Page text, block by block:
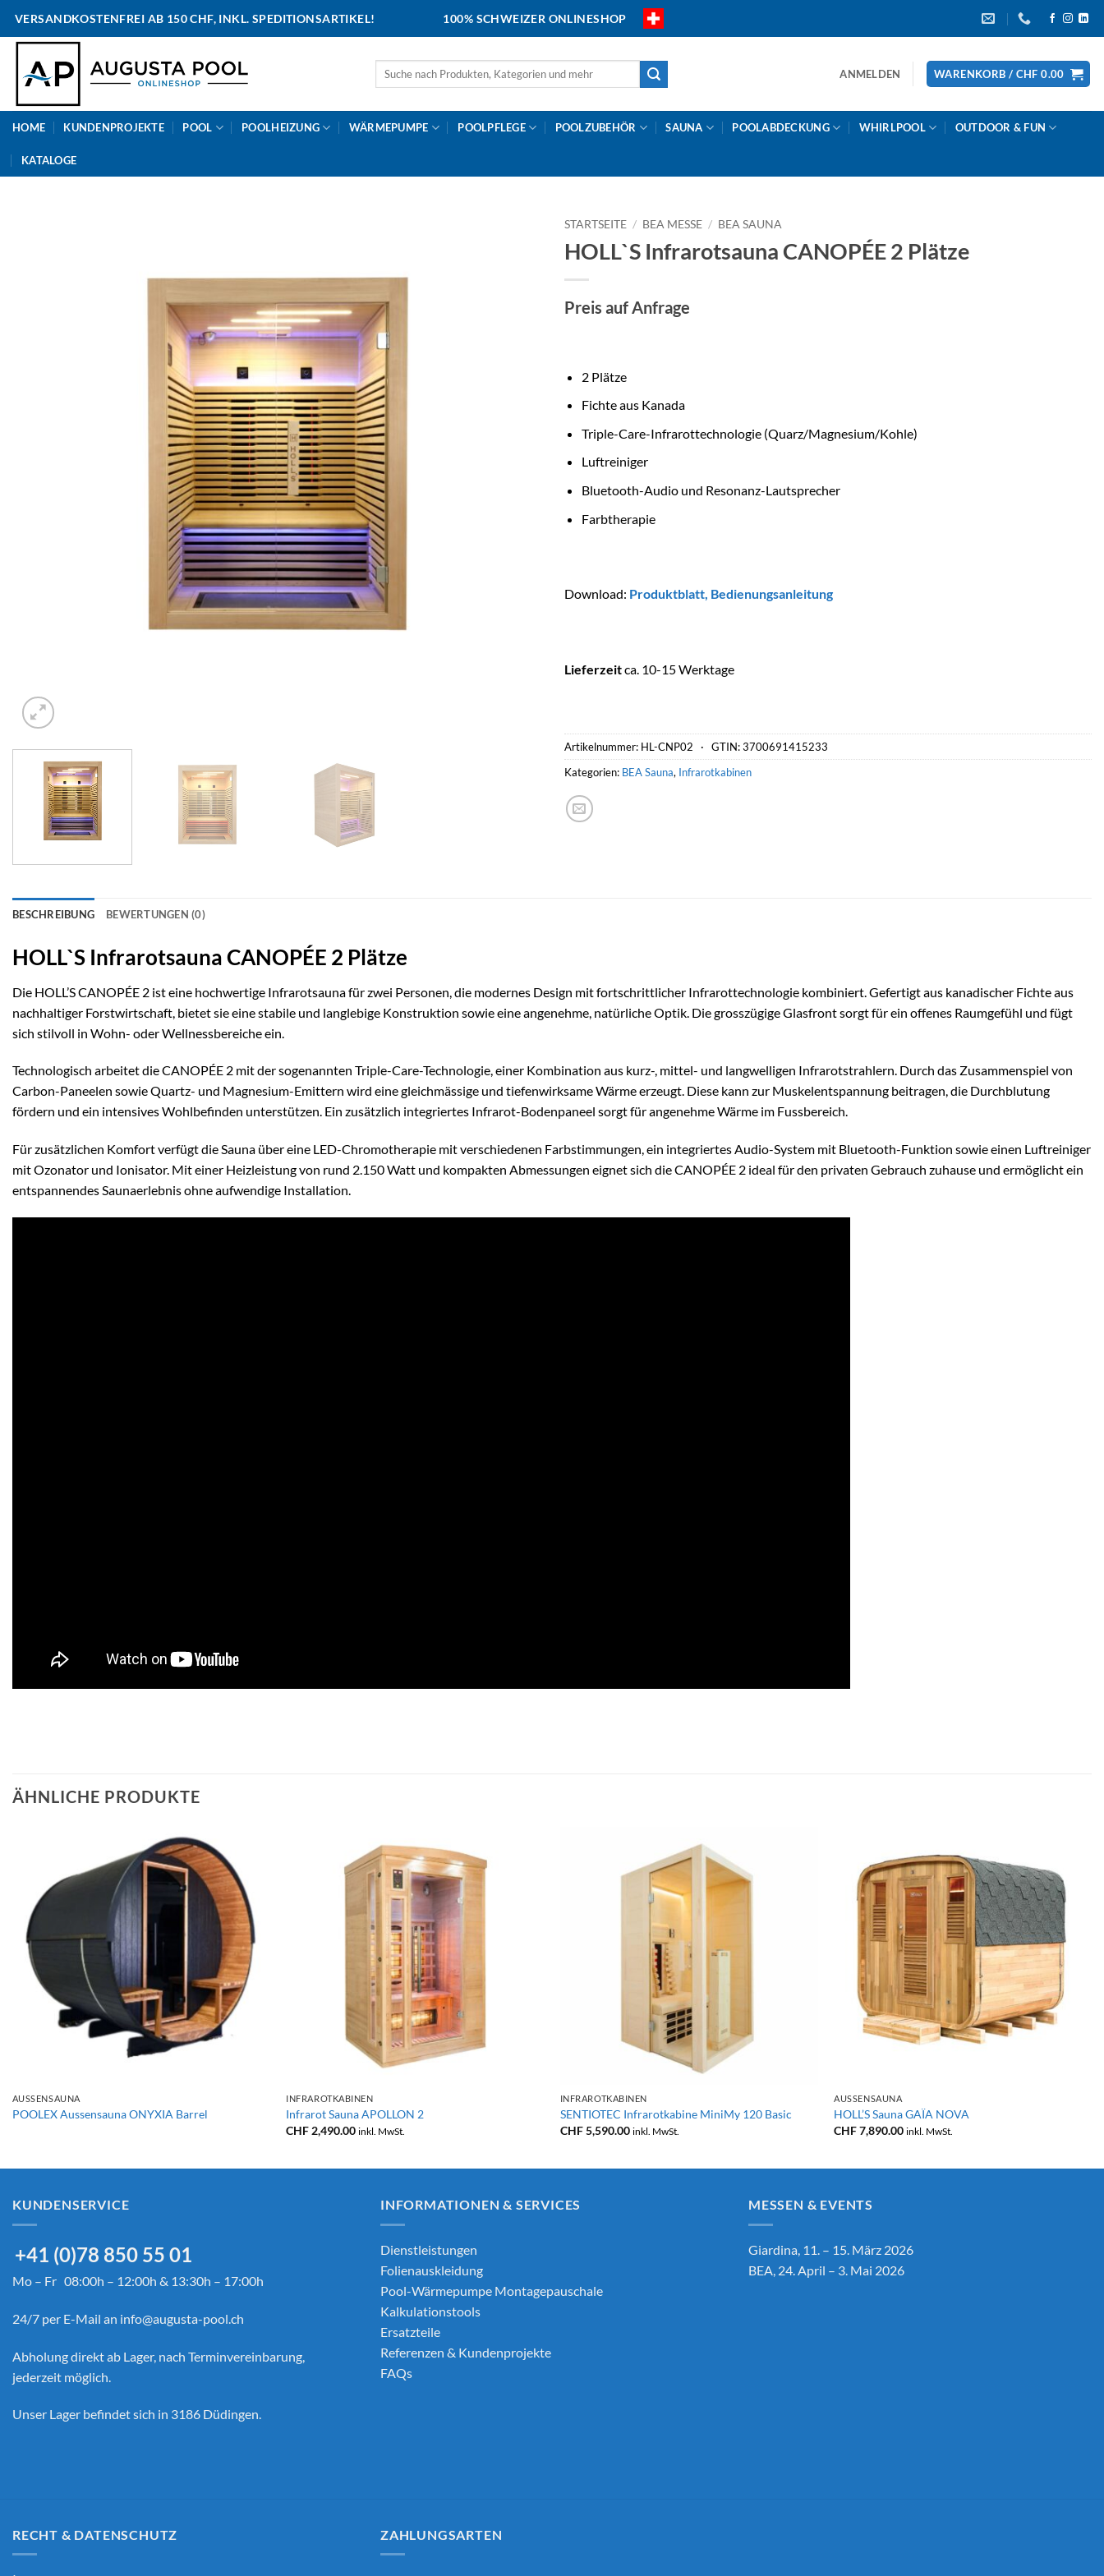
VERSANDKOSTENFREI AB 150 CHF, INKL. SPEDITIONSARTIKEL! 100% SCHWEIZER ONLINESHOP
Suche
ANMELDEN WARENKORB / CHF 0.00
HOME KUNDENPROJEKTE POOL POOLHEIZUNG WÄRMEPUMPE POOLPFLEGE POOLZUBEHÖR SAUNA POOLABDECKUNG WHIRLPOOL OUTDOOR & FUN
KATALOGE
STARTSEITE / BEA MESSE / BEA SAUNA
HOLL`S Infrarotsauna CANOPÉE 2 Plätze
Preis auf Anfrage
2 Plätze
Fichte aus Kanada
Triple-Care-Infrarottechnologie (Quarz/Magnesium/Kohle)
Luftreiniger
Bluetooth-Audio und Resonanz-Lautsprecher
Farbtherapie
Download: Produktblatt, Bedienungsanleitung
Lieferzeitca. 10-15 Werktage
Artikelnummer: HL-CNP02 · GTIN: 3700691415233
Kategorien: BEA Sauna, Infrarotkabinen
BESCHREIBUNG BEWERTUNGEN (0)
HOLL`S Infrarotsauna CANOPÉE 2 Plätze
Die HOLL’S CANOPÉE 2 ist eine hochwertige Infrarotsauna für zwei Personen, die modernes Design mit fortschrittlicher Infrarottechnologie kombiniert. Gefertigt aus kanadischer Fichte aus
nachhaltiger Forstwirtschaft, bietet sie eine stabile und langlebige Konstruktion sowie eine angenehme, natürliche Optik. Die grosszügige Glasfront sorgt für ein offenes Raumgefühl und fügt
sich stilvoll in Wohn- oder Wellnessbereiche ein.
Technologisch arbeitet die CANOPÉE 2 mit der sogenannten Triple-Care-Technologie, einer Kombination aus kurz-, mittel- und langwelligen Infrarotstrahlern. Durch das Zusammenspiel von
Carbon-Paneelen sowie Quartz- und Magnesium-Emittern wird eine gleichmässige und tiefenwirksame Wärme erzeugt. Diese kann zur Muskelentspannung beitragen, die Durchblutung
fördern und ein intensives Wohlbefinden unterstützen. Ein zusätzlich integriertes Infrarot-Bodenpaneel sorgt für angenehme Wärme im Fussbereich.
Für zusätzlichen Komfort verfügt die Sauna über eine LED-Chromotherapie mit verschiedenen Farbstimmungen, ein integriertes Audio-System mit Bluetooth-Funktion sowie einen Luftreiniger
mit Ozonator und Ionisator. Mit einer Heizleistung von rund 2.150 Watt und kompakten Abmessungen eignet sich die CANOPÉE 2 ideal für den privaten Gebrauch zuhause und ermöglicht ein
entspannendes Saunaerlebnis ohne aufwendige Installation.
ÄHNLICHE PRODUKTE
AUSSENSAUNA
POOLEX Aussensauna ONYXIA Barrel
INFRAROTKABINEN
Infrarot Sauna APOLLON 2
CHF 2,490.00 inkl. MwSt.
INFRAROTKABINEN
SENTIOTEC Infrarotkabine MiniMy 120 Basic
CHF5,590.00 inkl. MwSt.
AUSSENSAUNA
HOLL’S Sauna GAÏA NOVA
CHF7,890.00 inkl. MwSt.
KUNDENSERVICE
+41 (0)78 850 55 01
Mo – Fr 08:00h – 12:00h & 13:30h – 17:00h
24/7 per E-Mail an info@augusta-pool.ch
Abholung direkt ab Lager, nach Terminvereinbarung,
jederzeit möglich.
Unser Lager befindet sich in 3186 Düdingen.
INFORMATIONEN & SERVICES
Dienstleistungen
Folienauskleidung
Pool-Wärmepumpe Montagepauschale
Kalkulationstools
Ersatzteile
Referenzen & Kundenprojekte
FAQs
MESSEN & EVENTS
Giardina, 11. – 15. März 2026
BEA, 24. April – 3. Mai 2026
RECHT & DATENSCHUTZ ZAHLUNGSARTEN